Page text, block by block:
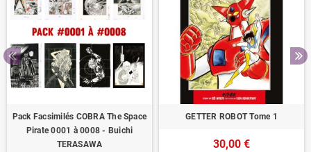
Pack Facsimilés COBRA The Space
Pirate 0001 à 0008 - Buichi
TERASAWA
GETTER ROBOT Tome 1
30,00 €